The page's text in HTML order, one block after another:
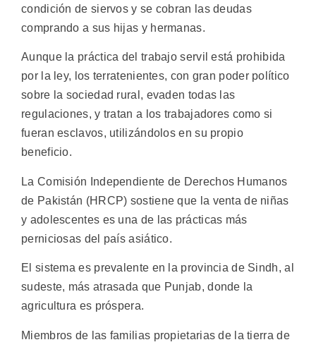
condición de siervos y se cobran las deudas
comprando a sus hijas y hermanas.
Aunque la práctica del trabajo servil está prohibida
por la ley, los terratenientes, con gran poder político
sobre la sociedad rural, evaden todas las
regulaciones, y tratan a los trabajadores como si
fueran esclavos, utilizándolos en su propio
beneficio.
La Comisión Independiente de Derechos Humanos
de Pakistán (HRCP) sostiene que la venta de niñas
y adolescentes es una de las prácticas más
perniciosas del país asiático.
El sistema es prevalente en la provincia de Sindh, al
sudeste, más atrasada que Punjab, donde la
agricultura es próspera.
Miembros de las familias propietarias de la tierra de